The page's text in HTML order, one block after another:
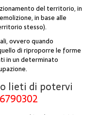
del territorio, in
in base alle
stesso).
ovvero quando
di riproporre le forme
in un determinato
lieti di potervi